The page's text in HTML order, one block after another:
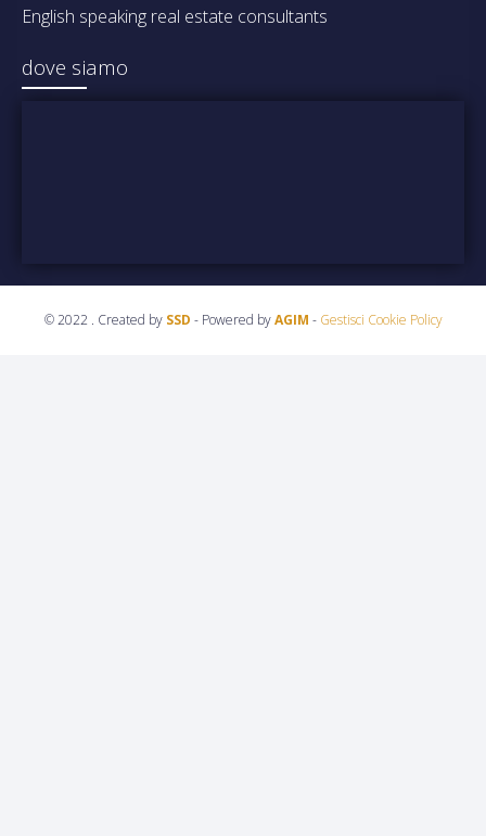
English speaking real estate consultants
dove siamo
© 2022 . Created by SSD - Powered byAGIM - Gestisci Cookie Policy